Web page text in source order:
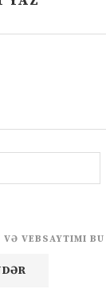
VEBSAYTIMI BU